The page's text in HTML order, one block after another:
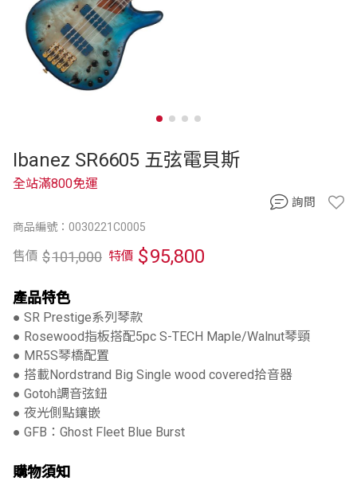
Ibanez SR6605 五弦電貝斯
商品編號：0030221C0005
全站滿800免運
售價 $101,000 特價 $95,800
產品特色
● SR Prestige系列琴款
● Rosewood指板搭配5pc S-TECH Maple/Walnut琴頸
● MR5S琴橋配置
● 搭載Nordstrand Big Single wood covered拾音器
● Gotoh調音弦鈕
● 夜光側點鑲嵌
● GFB：Ghost Fleet Blue Burst
購物須知
詢問